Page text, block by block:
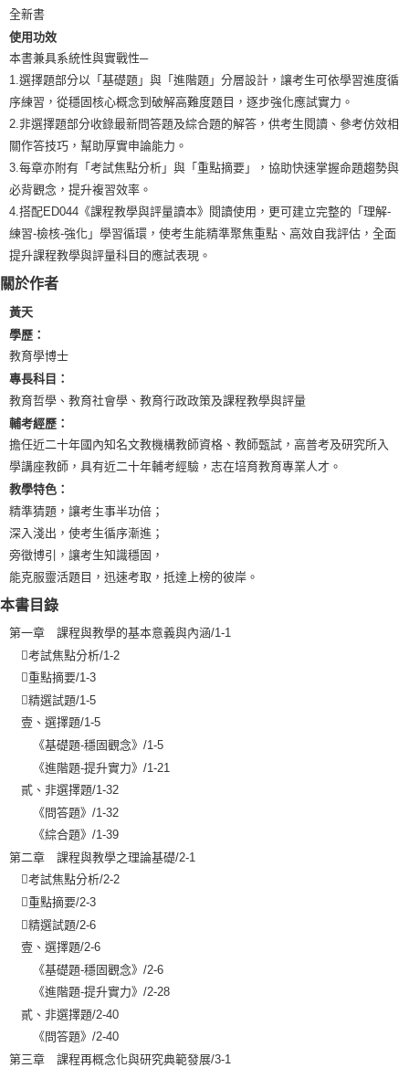
全新書
使用功效
本書兼具系統性與實戰性─
1.選擇題部分以「基礎題」與「進階題」分層設計，讓考生可依學習進度循
序練習，從穩固核心概念到破解高難度題目，逐步強化應試實力。
2.非選擇題部分收錄最新問答題及綜合題的解答，供考生閱讀、參考仿效相
關作答技巧，幫助厚實申論能力。
3.每章亦附有「考試焦點分析」與「重點摘要」，協助快速掌握命題趨勢與
必背觀念，提升複習效率。
4.搭配ED044《課程教學與評量讀本》閱讀使用，更可建立完整的「理解-
練習-檢核-強化」學習循環，使考生能精準聚焦重點、高效自我評估，全面
提升課程教學與評量科目的應試表現。
關於作者
黃天
學歷：
教育學博士
專長科目：
教育哲學、教育社會學、教育行政政策及課程教學與評量
輔考經歷：
擔任近二十年國內知名文教機構教師資格、教師甄試，高普考及研究所入
學講座教師，具有近二十年輔考經驗，志在培育教育專業人才。
教學特色：
精準猜題，讓考生事半功倍；
深入淺出，使考生循序漸進；
旁徵博引，讓考生知識穩固，
能克服靈活題目，迅速考取，抵達上榜的彼岸。
本書目錄
第一章 課程與教學的基本意義與內涵/1-1
考試焦點分析/1-2
重點摘要/1-3
精選試題/1-5
壹、選擇題/1-5
《基礎題-穩固觀念》/1-5
《進階題-提升實力》/1-21
貳、非選擇題/1-32
《問答題》/1-32
《綜合題》/1-39
第二章 課程與教學之理論基礎/2-1
考試焦點分析/2-2
重點摘要/2-3
精選試題/2-6
壹、選擇題/2-6
《基礎題-穩固觀念》/2-6
《進階題-提升實力》/2-28
貳、非選擇題/2-40
《問答題》/2-40
第三章 課程再概念化與研究典範發展/3-1